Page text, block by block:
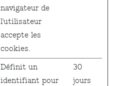
navigateur de
l'utilisateur
accepte les
cookies.
Définit un
identifiant pour
30
jours